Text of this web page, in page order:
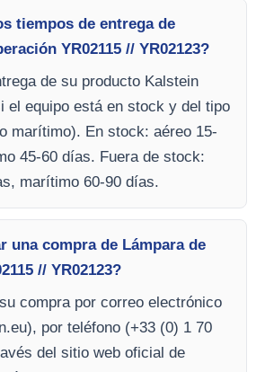
tiempos de entrega de
YR02115 // YR02123?
de su producto Kalstein
el equipo está en stock y del tipo
marítimo). En stock: aéreo 15-
45-60 días. Fuera de stock:
marítimo 60-90 días.
una compra de Lámpara de
// YR02123?
compra por correo electrónico
), por teléfono (+33 (0) 1 70
del sitio web oficial de